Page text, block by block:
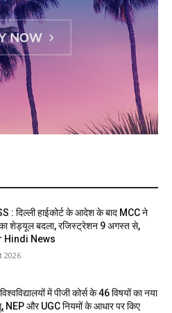
: दिल्ली हाईकोर्ट के आदेश के बाद MCC ने
शेड्यूल बदला, रजिस्ट्रेशन 9 अगस्त से,
Hindi News
2026
में पीजी कोर्स के 46 विषयों का नया
NEP और UGC नियमों के आधार पर किए